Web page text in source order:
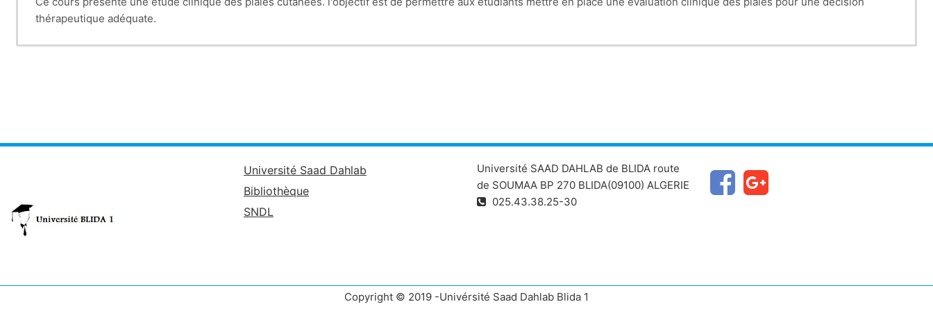
thérapeutique adéquate.
Université Saad Dahlab
Bibliothèque
SNDL
Université SAAD DAHLAB de BLIDA route
de SOUMAA BP 270 BLIDA(09100) ALGERIE
025.43.38.25-30
Copyright © 2019 -Univérsité Saad Dahlab Blida 1